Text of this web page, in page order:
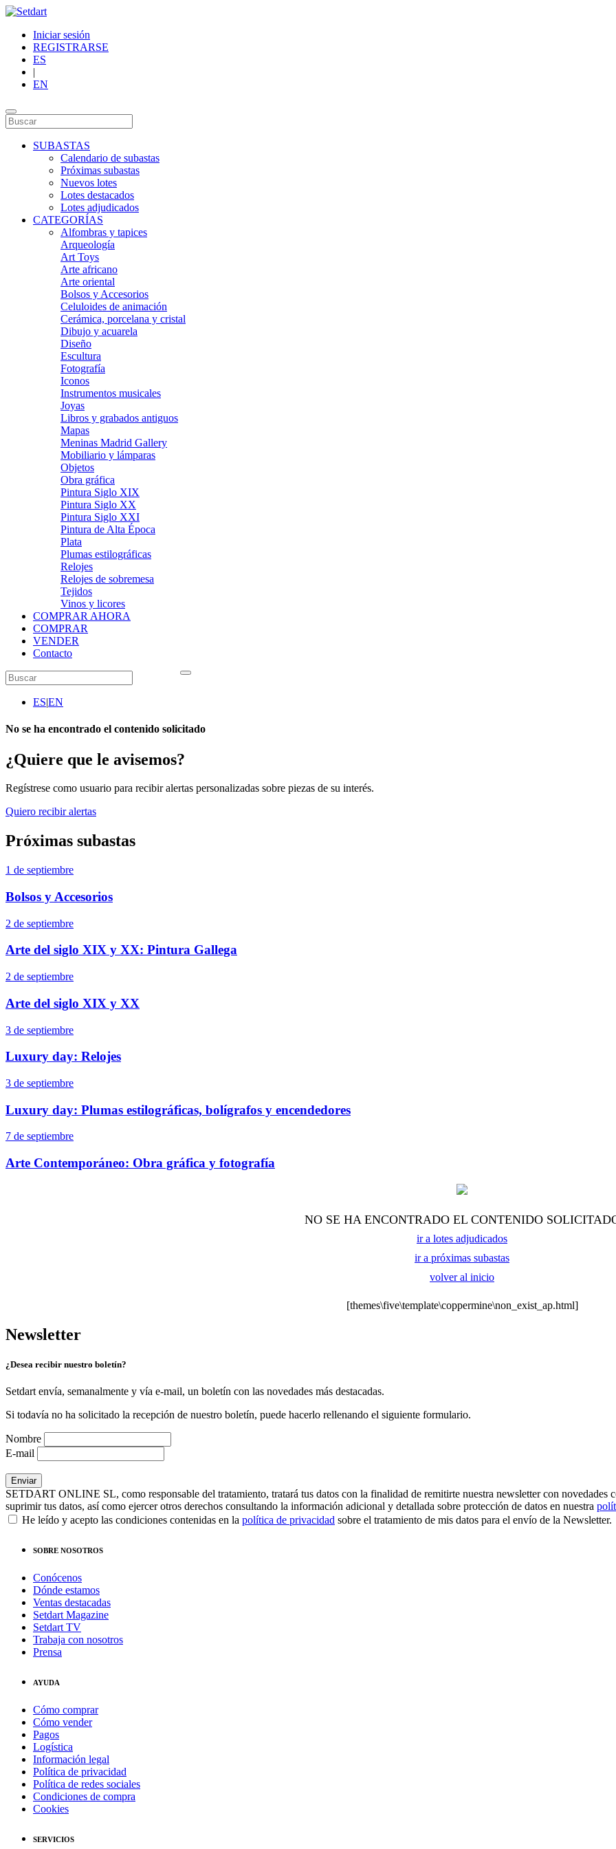
Iniciar sesión
REGISTRARSE
ES
|
EN
SUBASTAS
Calendario de subastas
Próximas subastas
Nuevos lotes
Lotes destacados
Lotes adjudicados
CATEGORÍAS
Alfombras y tapices
Arqueología
Art Toys
Arte africano
Arte oriental
Bolsos y Accesorios
Celuloides de animación
Cerámica, porcelana y cristal
Dibujo y acuarela
Diseño
Escultura
Fotografía
Iconos
Instrumentos musicales
Joyas
Libros y grabados antiguos
Mapas
Meninas Madrid Gallery
Mobiliario y lámparas
Objetos
Obra gráfica
Pintura Siglo XIX
Pintura Siglo XX
Pintura Siglo XXI
Pintura de Alta Época
Plata
Plumas estilográficas
Relojes
Relojes de sobremesa
Tejidos
Vinos y licores
COMPRAR AHORA
COMPRAR
VENDER
Contacto
ES|EN
No se ha encontrado el contenido solicitado
¿Quiere que le avisemos?
Regístrese como usuario para recibir alertas personalizadas sobre piezas de su interés.
Quiero recibir alertas
Próximas subastas
1 de septiembre
Bolsos y Accesorios
2 de septiembre
Arte del siglo XIX y XX: Pintura Gallega
2 de septiembre
Arte del siglo XIX y XX
3 de septiembre
Luxury day: Relojes
3 de septiembre
Luxury day: Plumas estilográficas, bolígrafos y encendedores
7 de septiembre
Arte Contemporáneo: Obra gráfica y fotografía
NO SE HA ENCONTRADO EL CONTENIDO
ir a lotes adjudicados
ir a próximas subastas
volver al inicio
[themes\five\template\coppermine\non_exist_ap.html]
Newsletter
¿Desea recibir nuestro boletín?
Setdart envía, semanalmente y vía e-mail, un boletín con las novedades más destacadas.
Si todavía no ha solicitado la recepción de nuestro boletín, puede hacerlo rellenando el siguiente formulario.
Nombre
E-mail
SETDART ONLINE SL, como responsable del tratamiento, tratará tus datos con la finalidad de remitirte nuestra newsletter con novedades
suprimir tus datos, así como ejercer otros derechos consultando la información adicional y detallada sobre protección de datos en nuestra
He leído y acepto las condiciones contenidas en la política de privacidad sobre el tratamiento de mis datos para el envío de la Newsletter.
SOBRE NOSOTROS
Conócenos
Dónde estamos
Ventas destacadas
Setdart Magazine
Setdart TV
Trabaja con nosotros
Prensa
AYUDA
Cómo comprar
Cómo vender
Pagos
Logística
Información legal
Política de privacidad
Política de redes sociales
Condiciones de compra
Cookies
SERVICIOS